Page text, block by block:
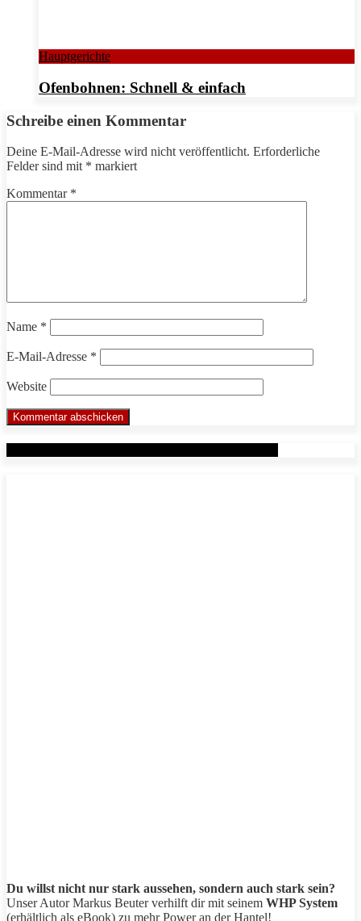
Hauptgerichte
Ofenbohnen: Schnell & einfach
Schreibe einen Kommentar
Deine E-Mail-Adresse wird nicht veröffentlicht. Erforderliche
Felder sind mit * markiert
Kommentar *
Name *
E-Mail-Adresse *
Website
Du willst nicht nur stark aussehen, sondern auch stark sein?
Unser Autor Markus Beuter verhilft dir mit seinem WHP System
(erhältlich als eBook) zu mehr Power an der Hantel!